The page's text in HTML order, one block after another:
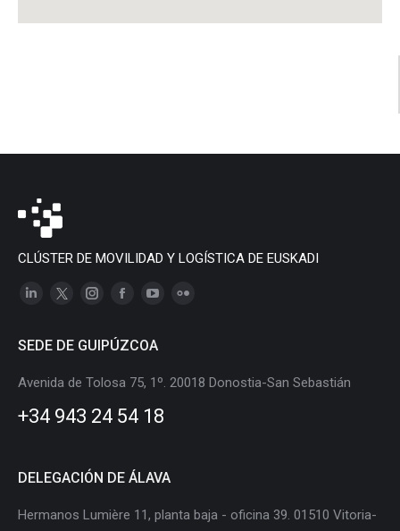
CLÚSTER DE MOVILIDAD Y LOGÍSTICA DE EUSKADI
Linkedin
opens
window
X
opens
window
Instagram
opens
in
window
opens
in
window
opens
in
window
in
SEDE DE GUIPÚZCOA
Avenida de Tolosa 75, 1º. 20018 Donostia-San Sebastián
+34 943 24 54 18
DELEGACIÓN DE ÁLAVA
Hermanos Lumière 11, planta baja - oficina 39. 01510 Vitoria-